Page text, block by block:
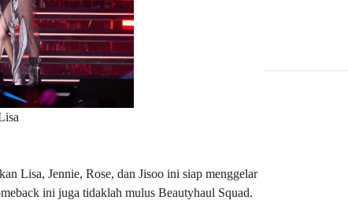
Lisa, Jennie, Rose, dan Jisoo ini siap menggelar
ini juga tidaklah mulus Beautyhaul Squad.